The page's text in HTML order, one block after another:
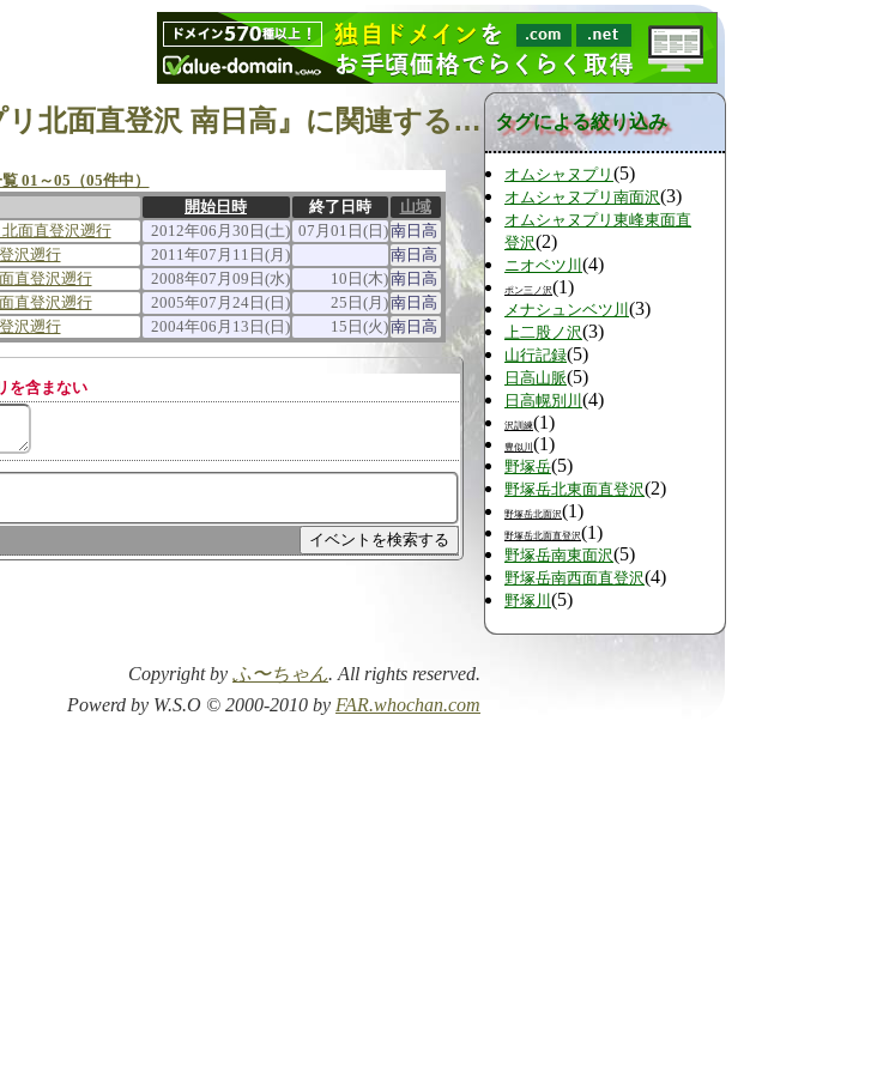
『北海道中南部 オムシャヌプリ北面直登沢 南日高』に関連する山行
01～05（05件中）
開始日時 終了日時
山域
面直登沢遡行
2012年06月30日(土) 07月01日(日)南日高
沢遡行
2011年07月11日(月)
南日高
直登沢遡行
2008年07月09日(水) 10日(木)南日高
直登沢遡行
2005年07月24日(日) 25日(月)南日高
沢遡行
2004年06月13日(日) 15日(火)南日高
を含まない
タグによる絞り込み
オムシャヌプリ (5)
オムシャヌプリ南面沢(3)
オムシャヌプリ東峰東面直
登沢(2)
ニオベツ川 (4)
ポン三ノ沢(1)
メナシュンベツ川 (3)
上二股ノ沢(3)
山行記録(5)
日高山脈(5)
日高幌別川 (4)
沢訓練(1)
豊似川 (1)
野塚岳(5)
野塚岳北東面直登沢(2)
野塚岳北面沢(1)
野塚岳北面直登沢(1)
野塚岳南東面沢(5)
野塚岳南西面直登沢(4)
野塚川 (5)
Copyright by ふ〜ちゃん. All rights reserved.
Powerd by W.S.O © 2000-2010 by FAR.whochan.com